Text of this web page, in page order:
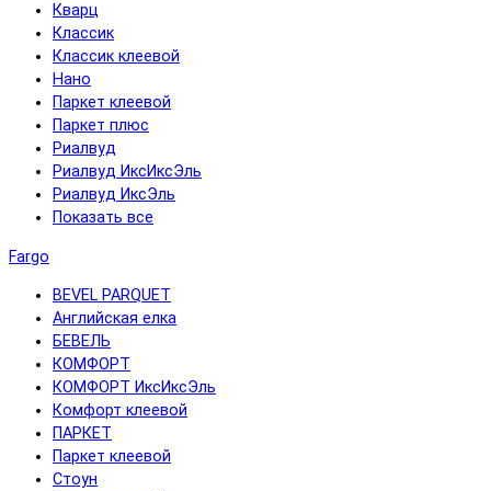
Кварц
Классик
Классик клеевой
Нано
Паркет клеевой
Паркет плюс
Риалвуд
Риалвуд ИксИксЭль
Риалвуд ИксЭль
Показать все
Fargo
BEVEL PARQUET
Английская елка
БЕВЕЛЬ
КОМФОРТ
КОМФОРТ ИксИксЭль
Комфорт клеевой
ПАРКЕТ
Паркет клеевой
Стоун